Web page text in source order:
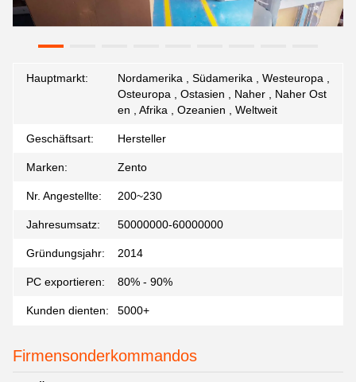
Hauptmarkt:
Nordamerika , Südamerika , Westeuropa ,
Osteuropa , Ostasien , Naher , Naher Ost
en , Afrika , Ozeanien , Weltweit
Geschäftsart: Hersteller
Marken: Zento
Nr. Angestellte: 200~230
Jahresumsatz: 50000000-60000000
Gründungsjahr: 2014
PC exportieren: 80% - 90%
Kunden dienten: 5000+
Firmensonderkommandos